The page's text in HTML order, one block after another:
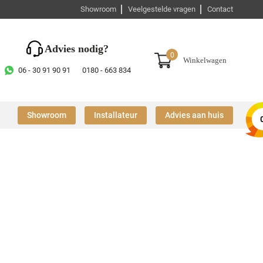
Showroom Veelgestelde vragen Contact
Advies nodig?
06 - 30 91 90 91 0180 - 663 834
0
Winkelwagen
Showroom Installateur Advies aan huis